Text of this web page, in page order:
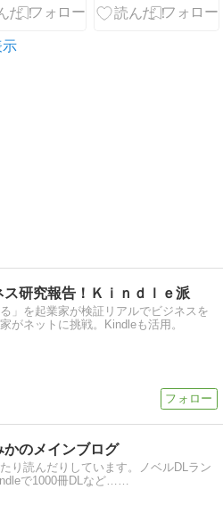
発
示
ス研究報告！Ｋｉｎｄｌｅ派
る」を起業家が検証リアルでビジネスを
がネットに挑戦。Kindleも活用。
かのメインブログ
り読んだりしています。ノベルDLラン
で1000冊DLなど……